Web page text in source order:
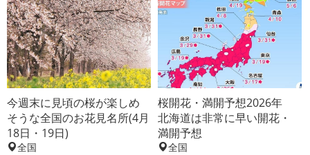
今週末に見頃の桜が楽しめ
そうな全国のお花見名所(4月
18日・19日)
全国
桜開花・満開予想2026年
北海道は非常に早い開花・
満開予想
全国